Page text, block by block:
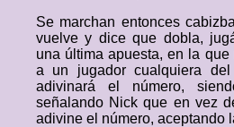
Se marchan entonces
vuelve y dice que dobla,
una última apuesta, en la
a un jugador cualquiera
adivinará el número,
señalando Nick que en vez
adivine el número, aceptando